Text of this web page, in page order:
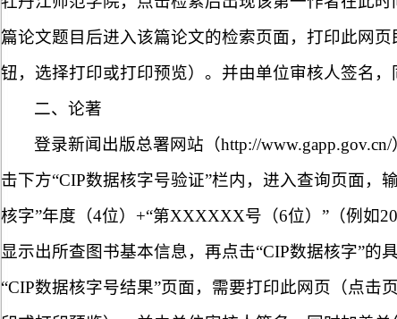
篇论文题目后进入该篇论文的检索页面，打印此网
钮，选择打印或打印预览）。并由单位审核人签名，
二、论著
登录新闻出版总署网站（http://
击下方“CIP数据核字号验证”栏内，进入查询页面，
核字”年度（4位）+“第XXXXXX号（6位）”（例如
显示出所查图书基本信息，再点击“CIP数据核字”的
“CIP数据核字号结果”页面，需要打印此网页（点击